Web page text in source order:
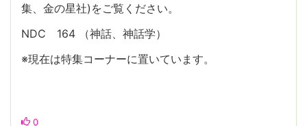
集、金の星社)をご覧ください。
NDC 164 （神話、神話学）
※現在は特集コーナーに置いています。
0